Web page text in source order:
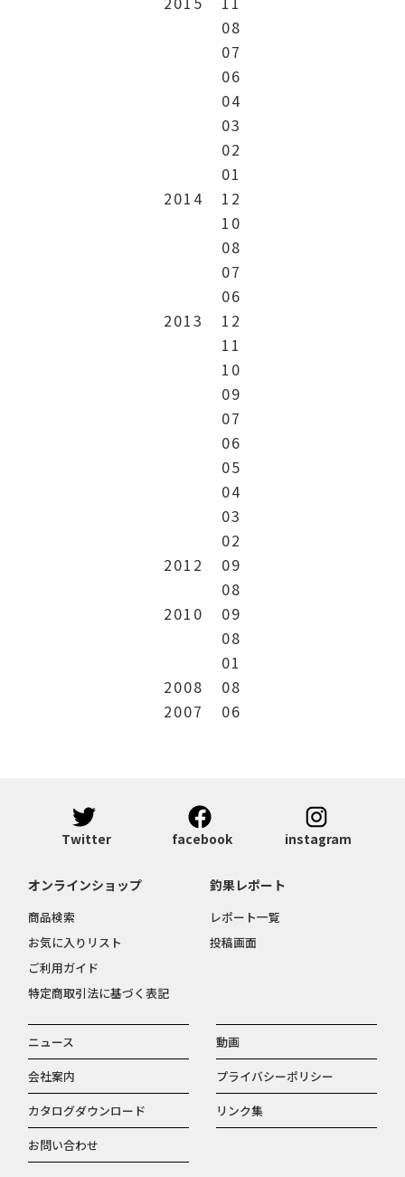
08
07
06
04
03
02
01
2014
12
10
08
07
06
2013
12
11
10
09
07
06
05
04
03
02
2012
09
08
2010
09
08
01
2008
08
2007
06
Twitter facebook instagram
ニュース
動画
会社案内
プライバシーポリシー
カタログダウンロード
リンク集
お問い合わせ
オンラインショップ
商品検索
お気に入りリスト
ご利用ガイド
特定商取引法に基づく表記
釣果レポート
レポート一覧
投稿画面